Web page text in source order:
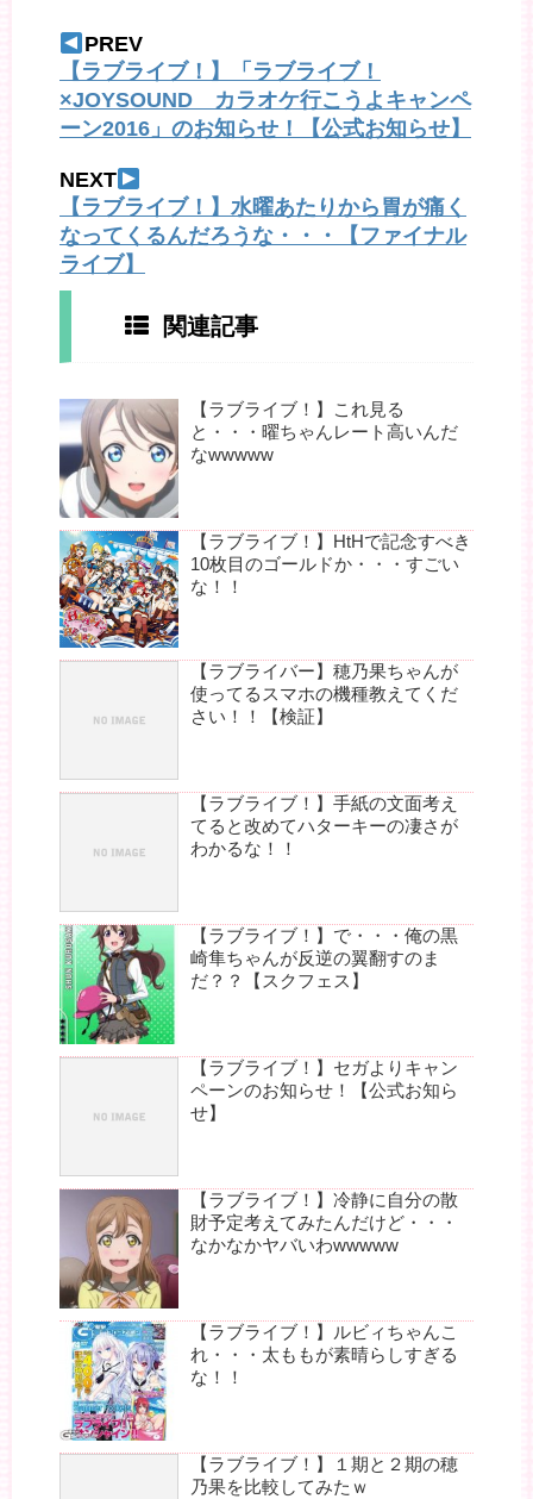
PREV
【ラブライブ！】「ラブライブ！
×JOYSOUND カラオケ行こうよキャンペ
ーン2016」のお知らせ！【公式お知らせ】
NEXT
【ラブライブ！】水曜あたりから胃が痛く
なってくるんだろうな・・・【ファイナル
ライブ】
関連記事
【ラブライブ！】これ見る
と・・・曜ちゃんレート高いんだ
なwwwww
【ラブライブ！】HtHで記念すべき
10枚目のゴールドか・・・すごい
な！！
【ラブライバー】穂乃果ちゃんが
使ってるスマホの機種教えてくだ
さい！！【検証】
【ラブライブ！】手紙の文面考え
てると改めてハターキーの凄さが
わかるな！！
【ラブライブ！】で・・・俺の黒
崎隼ちゃんが反逆の翼翻すのま
だ？？【スクフェス】
【ラブライブ！】セガよりキャン
ペーンのお知らせ！【公式お知ら
せ】
【ラブライブ！】冷静に自分の散
財予定考えてみたんだけど・・・
なかなかヤバいわwwwww
【ラブライブ！】ルビィちゃんこ
れ・・・太ももが素晴らしすぎる
な！！
【ラブライブ！】１期と２期の穂
乃果を比較してみたｗ